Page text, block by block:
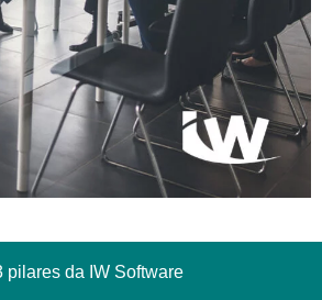
pilares da IW Software